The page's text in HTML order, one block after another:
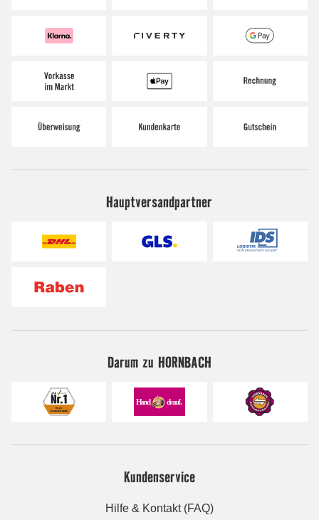
Hauptversandpartner
Darum zu HORNBACH
Kundenservice
Hilfe & Kontakt (FAQ)